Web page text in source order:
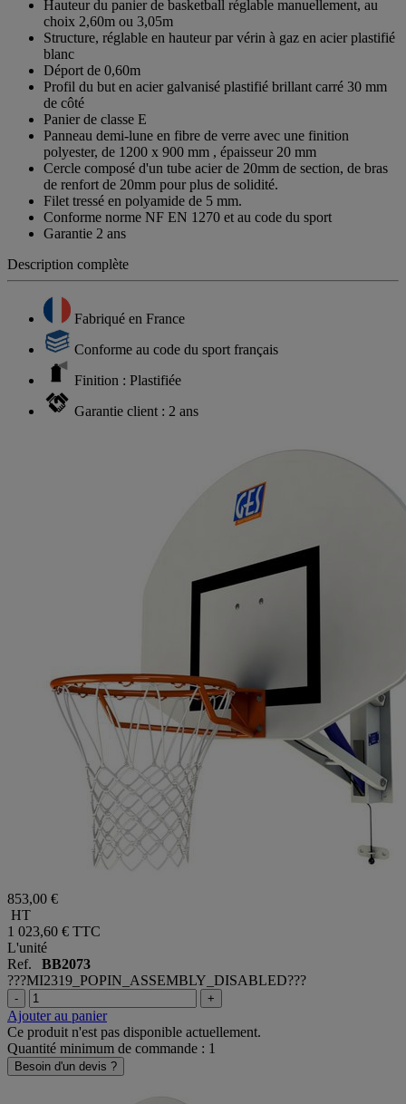
Hauteur du panier de basketball réglable manuellement, au
choix 2,60m ou 3,05m
Structure, réglable en hauteur par vérin à gaz en acier plastifié
blanc
Déport de 0,60m
Profil du but en acier galvanisé plastifié brillant carré 30 mm
de côté
Panier de classe E
Panneau demi-lune en fibre de verre avec une finition
polyester, de 1200 x 900 mm , épaisseur 20 mm
Cercle composé d'un tube acier de 20mm de section, de bras
de renfort de 20mm pour plus de solidité.
Filet tressé en polyamide de 5 mm.
Conforme norme NF EN 1270 et au code du sport
Garantie 2 ans
Description complète
Fabriqué en France
Conforme au code du sport français
Finition : Plastifiée
Garantie client : 2 ans
853,00 €
HT
1 023,60 € TTC
L'unité
Ref. BB2073
???MI2319_POPIN_ASSEMBLY_DISABLED???
- +
Ajouter au panier
Ce produit n'est pas disponible actuellement.
Quantité minimum de commande : 1
Besoin d'un devis ?